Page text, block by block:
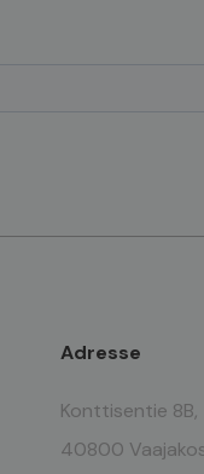
Adresse
Konttisentie 8B,
40800